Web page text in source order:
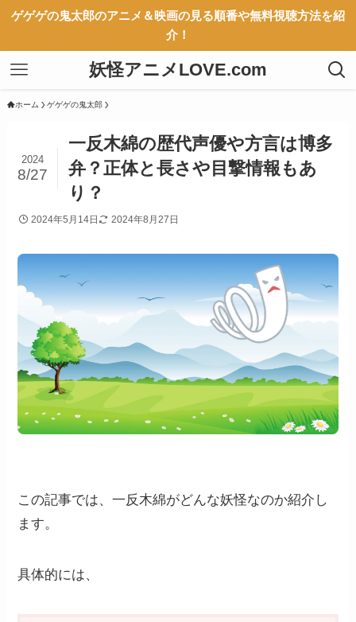
ゲゲゲの鬼太郎のアニメ＆映画の見る順番や無料視聴方法を紹
介！
妖怪アニメLOVE.com
ホーム ゲゲゲの鬼太郎
一反木綿の歴代声優や方言は博多
弁？正体と長さや目撃情報もあ
り？
2024
8/27
2024年5月14日 2024年8月27日
この記事では、一反木綿がどんな妖怪なのか紹介し
ます。
具体的には、